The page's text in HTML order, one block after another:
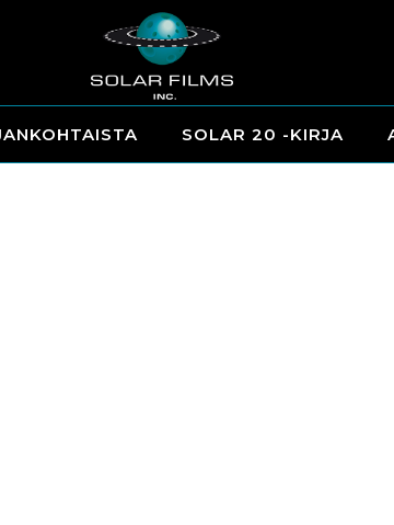
SOLAR 20 -KIRJA